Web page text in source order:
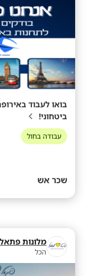
בואו לעבוד
ביטחוני!
עבודה בחול
שכר אש
מלונות פתאל
הכל